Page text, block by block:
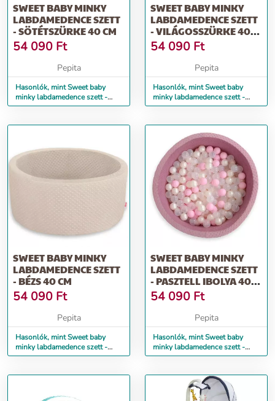
SWEET BABY MINKY
LABDAMEDENCE SZETT
- SÖTÉTSZÜRKE 40 CM
54 090 Ft
Pepita
Hasonlók, mint Sweet baby
minky labdamedence szett -
Sötétszürke 40 cm
SWEET BABY MINKY
LABDAMEDENCE SZETT
- VILÁGOSSZÜRKE 40
CM
54 090 Ft
Pepita
Hasonlók, mint Sweet baby
minky labdamedence szett -
Világosszürke 40 cm
SWEET BABY MINKY
LABDAMEDENCE SZETT
- BÉZS 40 CM
54 090 Ft
Pepita
Hasonlók, mint Sweet baby
minky labdamedence szett -
bézs 40 cm
SWEET BABY MINKY
LABDAMEDENCE SZETT
- PASZTELL IBOLYA 40
CM
54 090 Ft
Pepita
Hasonlók, mint Sweet baby
minky labdamedence szett -
pasztell ibolya 40 cm